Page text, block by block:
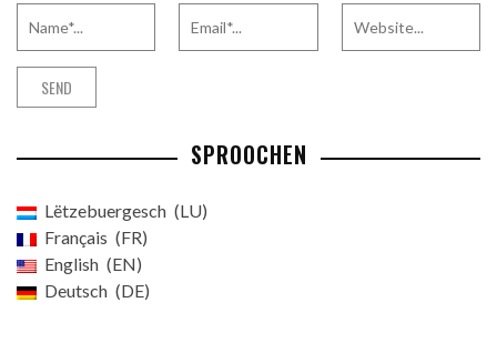
SPROOCHEN
Lëtzebuergesch
LU
Français
FR
English
EN
Deutsch
DE